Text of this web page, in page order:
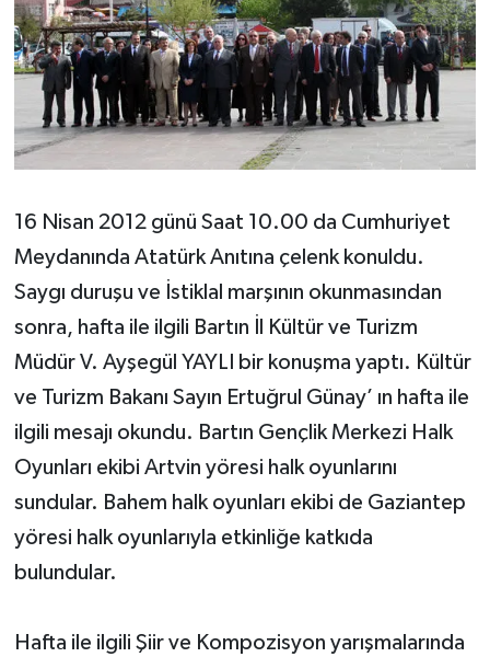
16 Nisan 2012 günü Saat 10.00 da Cumhuriyet
Meydanında Atatürk Anıtına çelenk konuldu.
Saygı duruşu ve İstiklal marşının okunmasından
sonra, hafta ile ilgili Bartın İl Kültür ve Turizm
Müdür V. Ayşegül YAYLI bir konuşma yaptı. Kültür
ve Turizm Bakanı Sayın Ertuğrul Günay’ ın hafta ile
ilgili mesajı okundu. Bartın Gençlik Merkezi Halk
Oyunları ekibi Artvin yöresi halk oyunlarını
sundular. Bahem halk oyunları ekibi de Gaziantep
yöresi halk oyunlarıyla etkinliğe katkıda
bulundular.
Hafta ile ilgili Şiir ve Kompozisyon yarışmalarında